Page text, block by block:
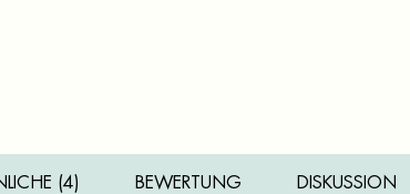
(4) BEWERTUNG DISKUSSION